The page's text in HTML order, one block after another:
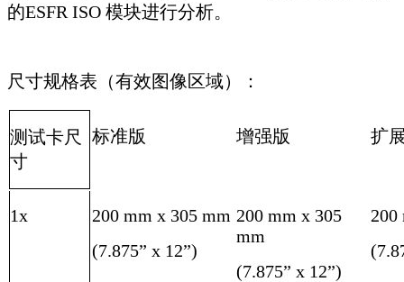
的ESFR ISO 模块进行分析。
尺寸规格表（有效图像区域）：
测试卡尺
寸
标准版 增强版 扩
1x
200 mm x 305 mm
(7.875” x 12”)
200 mm x 305
mm
(7.875” x 12”)
200